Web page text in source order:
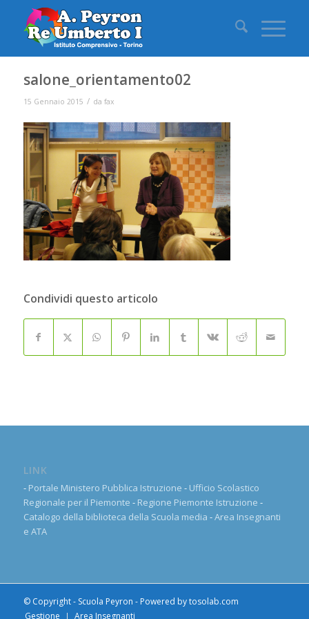
salone_orientamento02
15 Gennaio 2015 / da fax
Condividi questo articolo
LINK
- Portale Ministero Pubblica Istruzione - Ufficio Scolastico
Regionale per il Piemonte - Regione Piemonte Istruzione -
Catalogo della biblioteca della Scuola media -Area Insegnanti
e ATA
© Copyright - Scuola Peyron - Powered bytosolab.com
Gestione
Area Insegnanti